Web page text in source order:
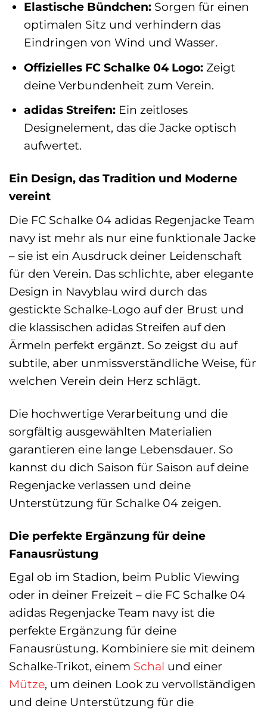
Elastische Bündchen:Sorgen für einen
optimalen Sitz und verhindern das
Eindringen von Wind und Wasser.
Offizielles FC Schalke 04 Logo:Zeigt
deine Verbundenheit zum Verein.
adidas Streifen:Ein zeitloses
Designelement, das die Jacke optisch
aufwertet.
Ein Design, das Tradition und Moderne
vereint
Die FC Schalke 04 adidas Regenjacke Team
navy ist mehr als nur eine funktionale Jacke
– sie ist ein Ausdruck deiner Leidenschaft
für den Verein. Das schlichte, aber elegante
Design in Navyblau wird durch das
gestickte Schalke-Logo auf der Brust und
die klassischen adidas Streifen auf den
Ärmeln perfekt ergänzt. So zeigst du auf
subtile, aber unmissverständliche Weise, für
welchen Verein dein Herz schlägt.
Die hochwertige Verarbeitung und die
sorgfältig ausgewählten Materialien
garantieren eine lange Lebensdauer. So
kannst du dich Saison für Saison auf deine
Regenjacke verlassen und deine
Unterstützung für Schalke 04 zeigen.
Die perfekte Ergänzung für deine
Fanausrüstung
Egal ob im Stadion, beim Public Viewing
oder in deiner Freizeit – die FC Schalke 04
adidas Regenjacke Team navy ist die
perfekte Ergänzung für deine
Fanausrüstung. Kombiniere sie mit deinem
Schalke-Trikot, einem Schal und einer
Mütze, um deinen Look zu vervollständigen
und deine Unterstützung für die